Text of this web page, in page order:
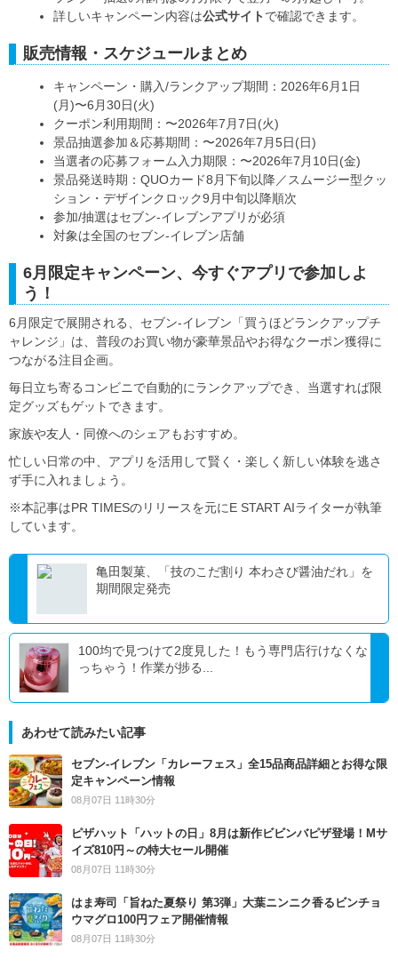
詳しいキャンペーン内容は公式サイト で確認できます。
販売情報・スケジュールまとめ
キャンペーン・購入/ランクアップ期間：2026年6月1日
(月)〜6月30日(火)
クーポン利用期間：〜2026年7月7日(火)
景品抽選参加＆応募期間：〜2026年7月5日(日)
当選者の応募フォーム入力期限：〜2026年7月10日(金)
景品発送時期：QUOカード8月下旬以降／スムージー型クッ
ション・デザインクロック9月中旬以降順次
参加/抽選はセブン‐イレブンアプリが必須
対象は全国のセブン‐イレブン店舗
6月限定キャンペーン、今すぐアプリで参加しよ
う！
6月限定で展開される、セブン‐イレブン「買うほどランクアップチ
ャレンジ」は、普段のお買い物が豪華景品やお得なクーポン獲得に
つながる注目企画。
毎日立ち寄るコンビニで自動的にランクアップでき、当選すれば限
定グッズもゲットできます。
家族や友人・同僚へのシェアもおすすめ。
忙しい日常の中、アプリを活用して賢く・楽しく新しい体験を逃さ
ず手に入れましょう。
※本記事はPR TIMESのリリースを元にE START AIライターが執筆
しています。
亀田製菓、「技のこだ割り 本わさび醤油だれ」を
期間限定発売
100均で見つけて2度見した！もう専門店行けなくな
っちゃう！作業が捗る...
あわせて読みたい記事
セブン‐イレブン「カレーフェス」全15品商品詳細とお得な限
定キャンペーン情報
08月07日 11時30分
ピザハット「ハットの日」8月は新作ビビンバピザ登場！Mサ
イズ810円～の特大セール開催
08月07日 11時30分
はま寿司「旨ねた夏祭り 第3弾」大葉ニンニク香るビンチョ
ウマグロ100円フェア開催情報
08月07日 11時30分